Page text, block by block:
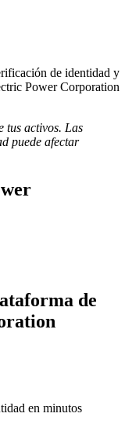
de identidad y
Power Corporation
tus activos. Las
puede afectar
de
en minutos